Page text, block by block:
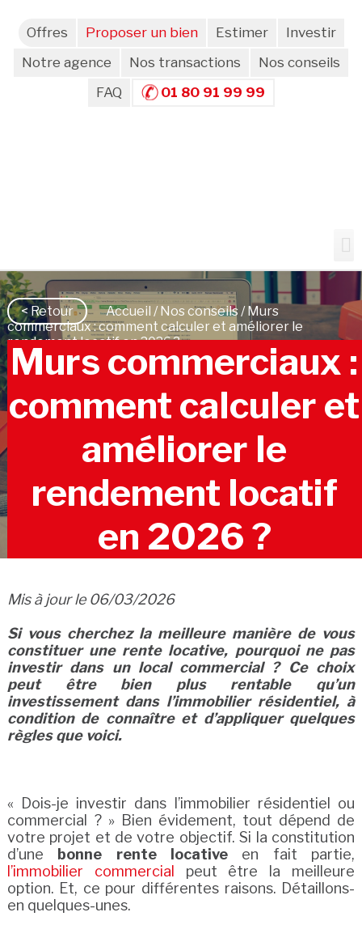
Offres Proposer un bien Estimer
Investir
Notre agence
Nos transactions
Nos conseils
FAQ
01 80 91 99 99
< Retour Accueil / Nos conseils/ Murs
commerciaux : comment calculer et améliorer le
rendement locatif en 2026 ?
Murs commerciaux :
comment calculer et
améliorer le
rendement locatif
en 2026 ?
Mis à jour le 06/03/2026
Si vous cherchez la meilleure manière de vous
constituer une rente locative, pourquoi ne pas
investir dans un local commercial ? Ce choix
peut être bien plus rentable qu’un
investissement dans l’immobilier résidentiel, à
condition de connaître et d’appliquer quelques
règles que voici.
« Dois-je investir dans l’immobilier résidentiel ou
commercial ? » Bien évidement, tout dépend de
votre projet et de votre objectif. Si la constitution
d’une
bonne rente locative en fait partie,
l’immobilier commercial
peut être la meilleure
option. Et, ce pour différentes raisons. Détaillons-
en quelques-unes.